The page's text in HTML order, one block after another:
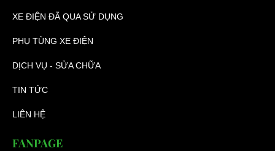
XE ĐIỆN ĐÃ QUA SỬ DỤNG
PHỤ TÙNG XE ĐIỆN
DỊCH VỤ - SỬA CHỮA
TIN TỨC
LIÊN HỆ
FANPAGE